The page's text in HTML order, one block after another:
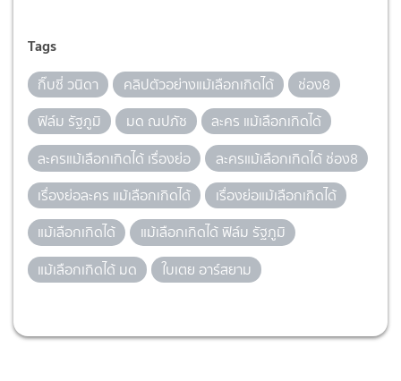
Tags
กิ๊บซี่ วนิดา คลิปตัวอย่างแม้เลือกเกิดได้
ช่อง8
ฟิล์ม รัฐภูมิ
มด ณปภัช
ละคร แม้เลือกเกิดได้
ละครแม้เลือกเกิดได้ เรื่องย่อ
ละครแม้เลือกเกิดได้ ช่อง8
เรื่องย่อละคร แม้เลือกเกิดได้
เรื่องย่อแม้เลือกเกิดได้
แม้เลือกเกิดได้
แม้เลือกเกิดได้ ฟิล์ม รัฐภูมิ
แม้เลือกเกิดได้ มด
ใบเตย อาร์สยาม